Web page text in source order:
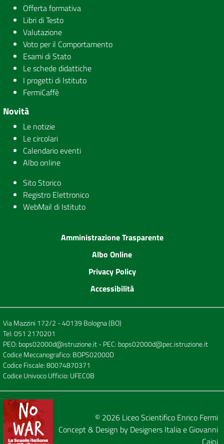
Offerta formativa
Libri di Testo
Valutazione
Voto per il Comportamento
Esami di Stato
Le schede didattiche
I progetti di Istituto
FermiCaffè
Novità
Le notizie
Le circolari
Calendario eventi
Albo online
Sito Storico
Registro Elettronico
WebMail di Istituto
Amministrazione Trasparente
Albo Online
Privacy Policy
Accessibilità
Via Mazzini 172/2 - 40139 Bologna (BO)
Tel:051 2170201
PEO: bops02000d@istruzione.it- PEC: bops02000d@pec.istruzione.it
Codice Meccanografico: BOPS02000D
Codice Fiscale: 80074870371
Codice Univoco Ufficio: UFEC0B
© 2026 Liceo Scientifico Enrico Fermi
Concept & Design by Designers Italiae Giovanni
Caini